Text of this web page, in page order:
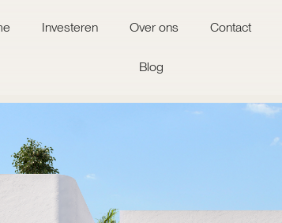
Investeren Over ons Contact
Blog